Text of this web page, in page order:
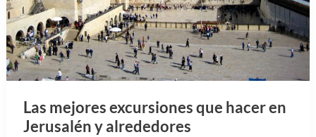
Las mejores excursiones que hacer en
Jerusalén y alrededores